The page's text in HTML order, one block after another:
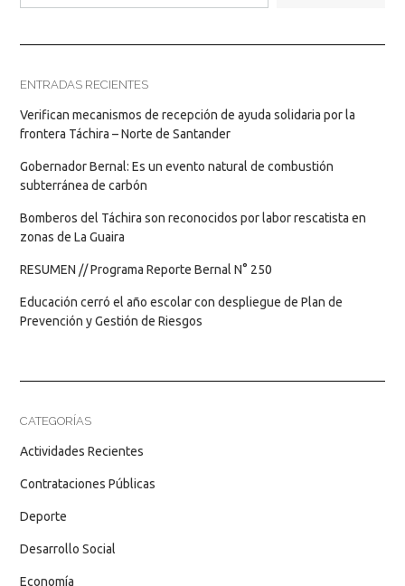
ENTRADAS RECIENTES
Verifican mecanismos de recepción de ayuda solidaria por la
frontera Táchira – Norte de Santander
Gobernador Bernal: Es un evento natural de combustión
subterránea de carbón
Bomberos del Táchira son reconocidos por labor rescatista en
zonas de La Guaira
RESUMEN // Programa Reporte Bernal N° 250
Educación cerró el año escolar con despliegue de Plan de
Prevención y Gestión de Riesgos
CATEGORÍAS
Actividades Recientes
Contrataciones Públicas
Deporte
Desarrollo Social
Economía